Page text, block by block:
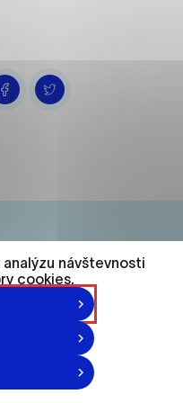
n.l.
návštevnosti
cookies.
k
stránky. Bez
Všetky dáta sa